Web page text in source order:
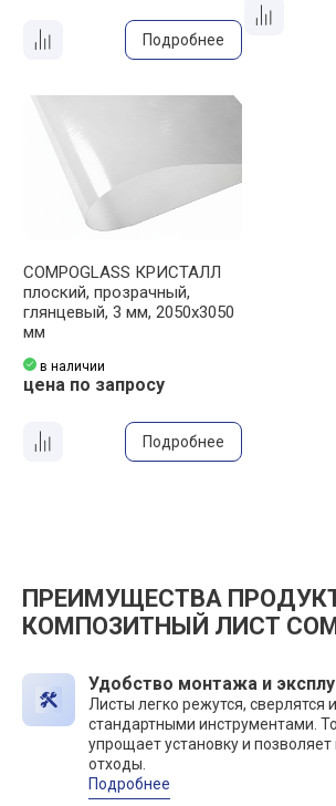
Подробнее
COMPOGLASS КРИСТАЛЛ
плоский, прозрачный,
глянцевый, 3 мм, 2050х3050
мм
в наличии
цена по запросу
Подробнее
ПРЕИМУЩЕСТВА
КОМПОЗИТНЫЙ ЛИСТ
Удобство монтажа и
Листы легко режутся, сверлятся
стандартными инструментами.
упрощает установку и
отходы.
Подробнее